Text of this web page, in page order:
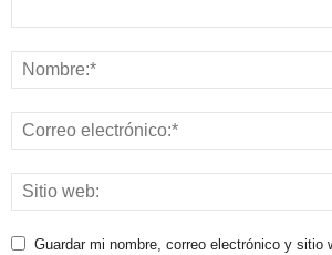
Guardar mi nombre, correo electrónico y sitio